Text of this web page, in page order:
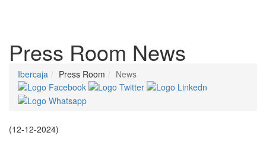
Press Room News
Ibercaja Press Room News
(12-12-2024)